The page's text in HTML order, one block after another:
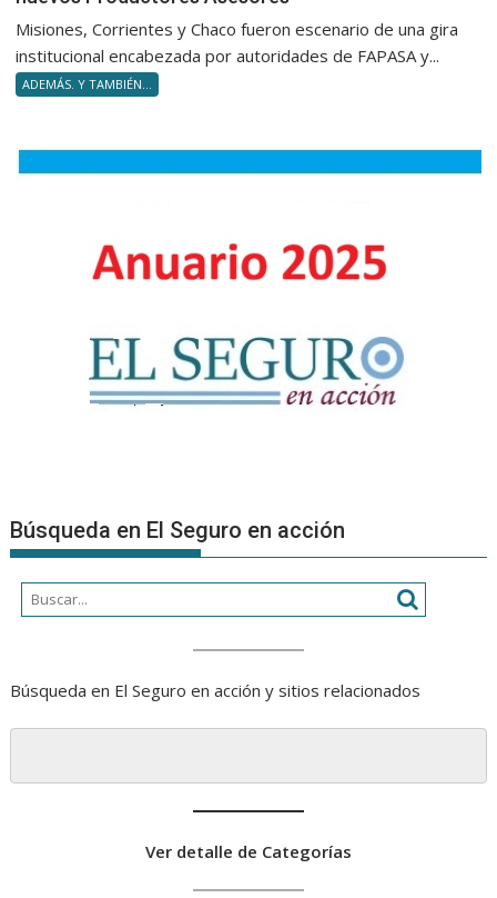
Misiones, Corrientes y Chaco fueron escenario de una gira
institucional encabezada por autoridades de FAPASA y...
ADEMÁS. Y TAMBIÉN...
Búsqueda en El Seguro en acción
Búsqueda en El Seguro en acción y sitios relacionados
Ver detalle de Categorías